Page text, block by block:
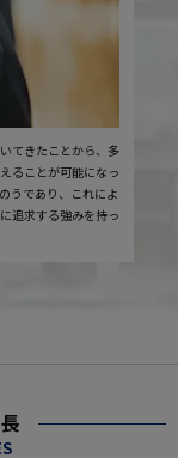
てきたことから、多
ることが可能になっ
うであり、これによ
追求する強みを持っ